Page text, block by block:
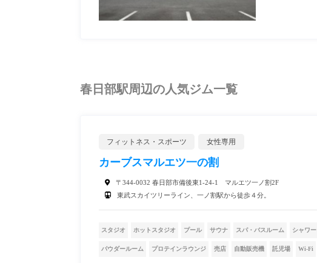
春日部駅周辺の人気ジム一覧
フィットネス・スポーツ 女性専用
カーブスマルエツ一の割
〒344-0032 春日部市備後東1-24-1 マルエツ一ノ割2F
東武スカイツリーライン、一ノ割駅から徒歩４分。
スタジオ ホットスタジオ プール サウナ スパ・バスルーム シャワー
パウダールーム プロテインラウンジ 売店 自動販売機 託児場 Wi-Fi